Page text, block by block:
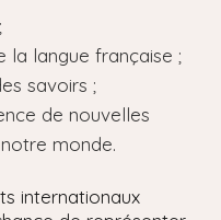
la langue française ;
savoirs ;
de nouvelles
monde.
internationaux